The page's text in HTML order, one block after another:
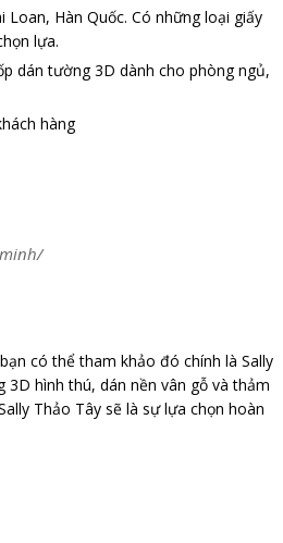
Hàn Quốc. Có những loại giấy
lựa.
dán tường 3D dành cho phòng ngủ,
hàng
có thể tham khảo đó chính là Sally
hình thú, dán nền vân gỗ và thảm
Thảo Tây sẽ là sự lựa chọn hoàn